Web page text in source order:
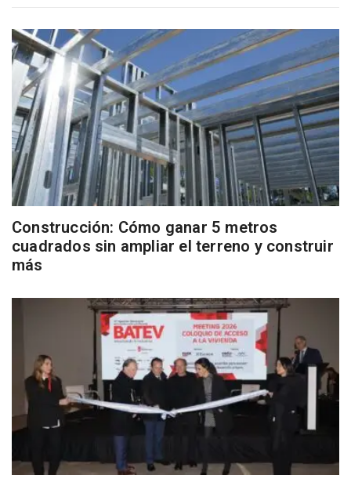
Construcción: Cómo ganar 5 metros
cuadrados sin ampliar el terreno y construir
más